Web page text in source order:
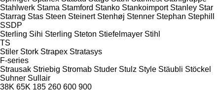
Stahlwerk Stama Stamford Stanko Stankoimport Stanley Star
Starrag Stas Steen Steinert Stenhøj Stenner Stephan Stephill
SSDP
Sterling Sihi Sterling Steton Stiefelmayer Stihl
TS
Stiler Stork Strapex Stratasys
F-series
Strausak Striebig Stromab Studer Stulz Style Stäubli Stöckel
Suhner Sullair
38K 65K 185 260 600 900